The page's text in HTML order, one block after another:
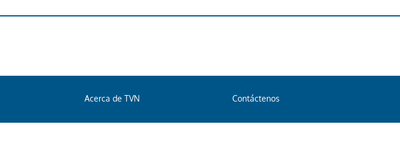
Acerca de TVN Contáctenos